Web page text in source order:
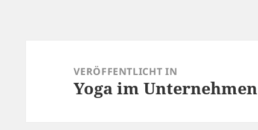
NavigationVERÖFFENTLICHT IN
Yoga im Unternehmen